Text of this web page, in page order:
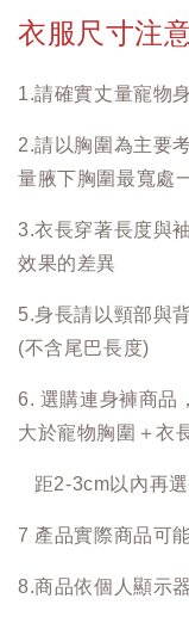
衣服尺寸注
1.請確實丈量寵物
2.請以胸圍為主要
量腋下胸圍最寬處
3.衣長穿著長度與
效果的差異
5.身長請以頸部與
(不含尾巴長度)
6. 選購連身褲商品
大於寵物胸圍＋衣
距2-3cm以內再
7 產品實際商品可
8.商品依個人顯示